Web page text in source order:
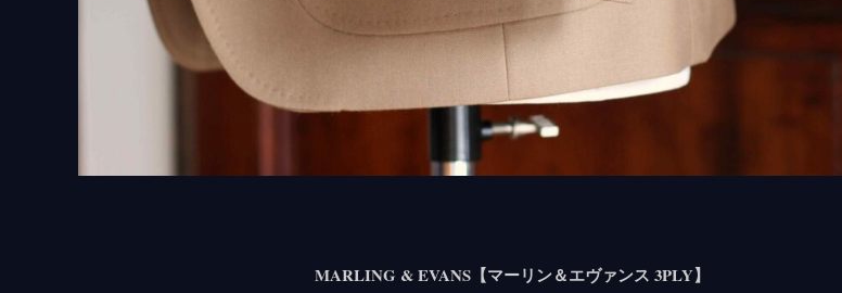
MARLING & EVANS【マーリン＆エヴァンス 3PLY】